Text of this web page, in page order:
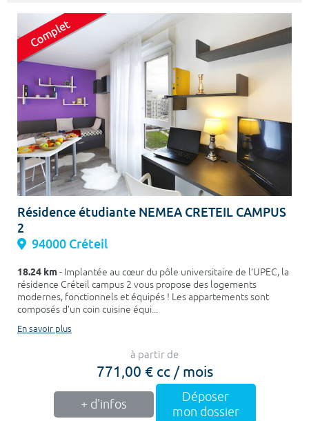
Résidence étudiante NEMEA CRETEIL CAMPUS
2
94000 Créteil
18.24 km- Implantée au cœur du pôle universitaire de l’UPEC, la
résidence Créteil campus 2 vous propose des logements
modernes, fonctionnels et équipés ! Les appartements sont
composés d’un coin cuisine équi...
En savoir plus
à partir de
771,00 € cc / mois
+ d'infos
Déposer
mon dossier